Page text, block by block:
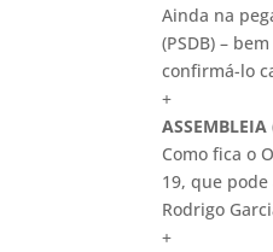
Ainda na
(PSDB) –
confirmá-lo
+
ASSEMBLEIA
Como fica o
19, que
Rodrigo
+